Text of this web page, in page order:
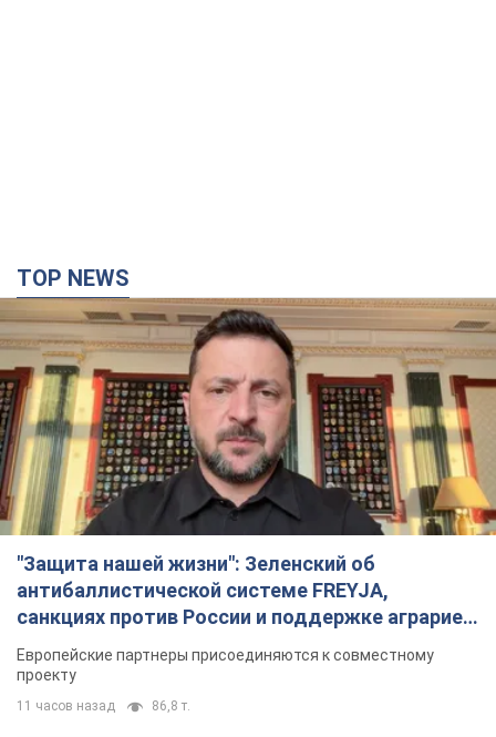
TOP NEWS
"Защита нашей жизни": Зеленский об
антибаллистической системе FREYJA,
санкциях против России и поддержке аграриев.
Видео
Европейские партнеры присоединяются к совместному
проекту
11 часов назад 86,8 т.